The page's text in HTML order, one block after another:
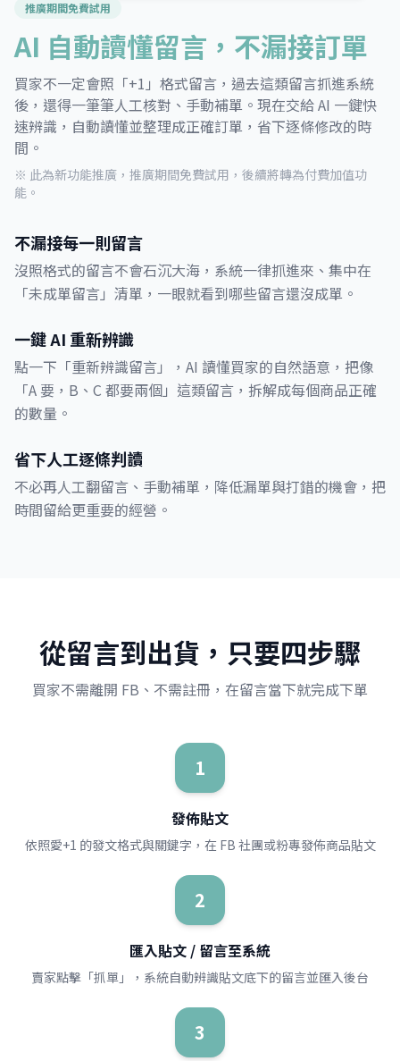
推廣期間免費試用
AI 自動讀懂留言，不漏接訂單
買家不一定會照「+1」格式留言，過去這類留言抓進系統
後，還得一筆筆人工核對、手動補單。現在交給 AI 一鍵快
速辨識，自動讀懂並整理成正確訂單，省下逐條修改的時
間。
※ 此為新功能推廣，推廣期間免費試用，後續將轉為付費加值功
能。
不漏接每一則留言
沒照格式的留言不會石沉大海，系統一律抓進來、集中在
「未成單留言」清單，一眼就看到哪些留言還沒成單。
一鍵 AI 重新辨識
點一下「重新辨識留言」，AI 讀懂買家的自然語意，把像
「A 要，B、C 都要兩個」這類留言，拆解成每個商品正確
的數量。
省下人工逐條判讀
不必再人工翻留言、手動補單，降低漏單與打錯的機會，把
時間留給更重要的經營。
從留言到出貨，只要四步驟
買家不需離開 FB、不需註冊，在留言當下就完成下單
1
發佈貼文
依照愛+1 的發文格式與關鍵字，在 FB 社團或粉專發佈商品貼文
2
匯入貼文 / 留言至系統
賣家點擊「抓單」，系統自動辨識貼文底下的留言並匯入後台
3